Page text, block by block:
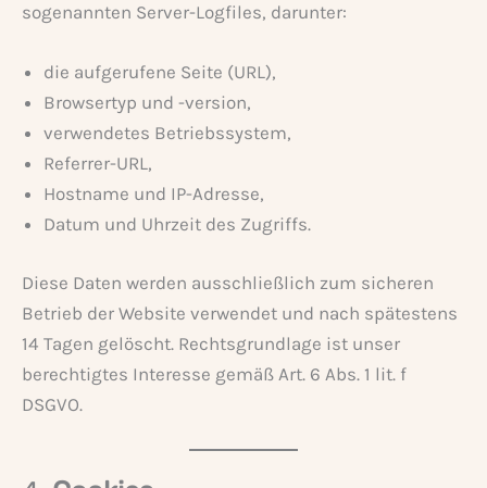
sogenannten Server-Logfiles, darunter:
die aufgerufene Seite (URL),
Browsertyp und -version,
verwendetes Betriebssystem,
Referrer-URL,
Hostname und IP-Adresse,
Datum und Uhrzeit des Zugriffs.
Diese Daten werden ausschließlich zum sicheren
Betrieb der Website verwendet und nach spätestens
14 Tagen gelöscht. Rechtsgrundlage ist unser
berechtigtes Interesse gemäß Art. 6 Abs. 1 lit. f
DSGVO.